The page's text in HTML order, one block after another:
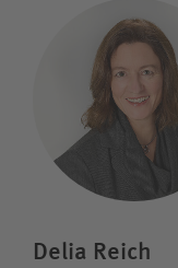
Delia Reich